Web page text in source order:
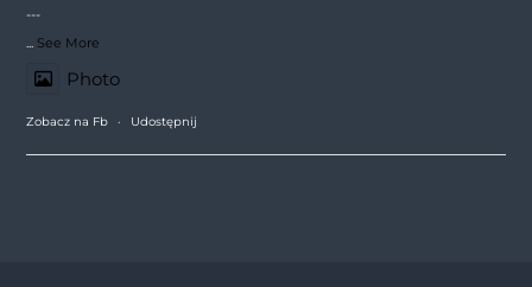
---
See More
Photo
Zobacz na Fb · Udostępnij